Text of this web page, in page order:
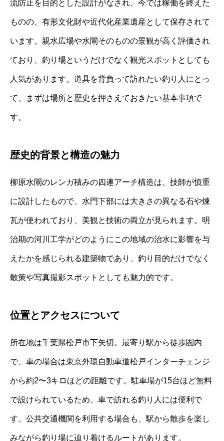
流防止を目的とした設計がなされ、今では稼働を終えた
ものの、有形文化財や近代化産業遺産として保存されて
います。親水広場や水閘そのものの景観が高く評価され
ており、釣り場というだけでなく観光スポットとしても
人気があります。道具を背負って訪れたい釣り人にとっ
て、まずは場所と歴史を押さえておきたい基本事項で
す。
歴史的背景と構造の魅力
柳原水閘のレンガ積みの四連アーチ構造は、技師が慎重
に設計したもので、水門下部には大きさの異なる石や煉
瓦が使われており、美観と技術の両立が見られます。明
治期の河川工学がどのようにこの地域の治水に影響を与
えたかを感じられる建築物であり、釣り目的だけでなく
散策や写真撮影スポットとしても魅力的です。
位置とアクセスについて
所在地は千葉県松戸市下矢切。最寄り駅から徒歩圏内
で、車の場合は東京外環自動車道松戸インターチェンジ
から約2〜3キロほどの距離です。駐車場が15台ほど無料
で設けられているため、車で訪れる釣り人には便利で
す。公共交通機関を利用する場合も、駅から散歩を楽し
みながら釣り場に辿り着けるルートがあります。